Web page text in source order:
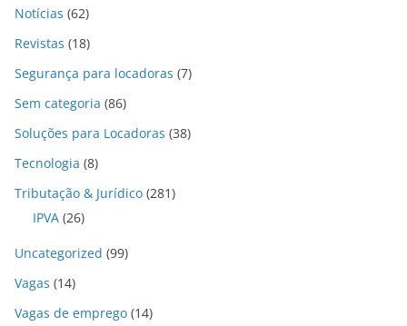
Notícias (62)
Revistas (18)
Segurança para locadoras (7)
Sem categoria (86)
Soluções para Locadoras (38)
Tecnologia (8)
Tributação & Jurídico (281)
IPVA (26)
Uncategorized (99)
Vagas (14)
Vagas de emprego (14)